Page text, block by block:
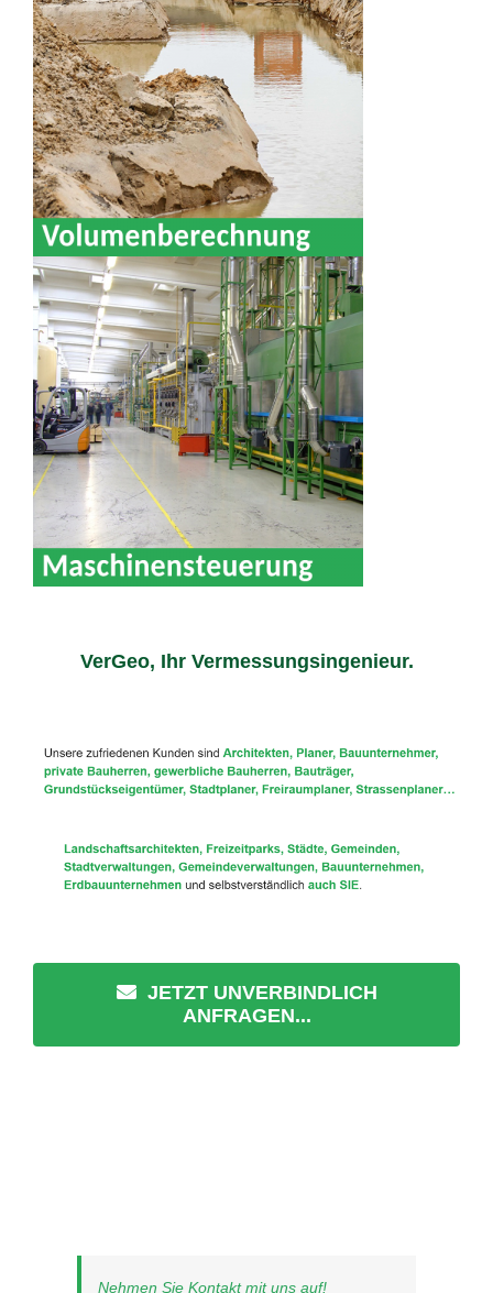
VerGeo, Ihr Vermessungsingenieur.
JETZT UNVERBINDLICH
ANFRAGEN...
Nehmen Sie Kontakt mit uns auf!